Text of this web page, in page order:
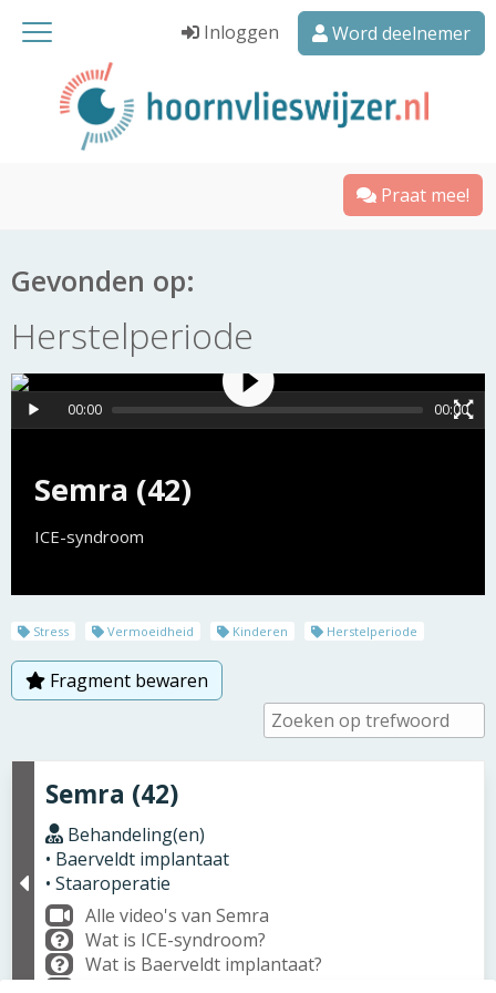
Inloggen Word deelnemer
Praat mee!
Gevonden op:
Herstelperiode
Semra (42)
ICE-syndroom
00:00 00:00
Stress Vermoeidheid Kinderen Herstelperiode
Fragment bewaren
Semra (42)
Behandeling(en)
• Baerveldt implantaat
• Staaroperatie
Alle video's van Semra
Wat is ICE-syndroom?
Wat is Baerveldt implantaat?